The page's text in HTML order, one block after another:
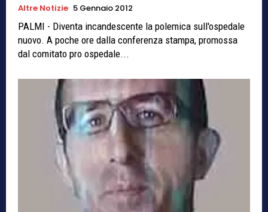
Altre Notizie 5 Gennaio 2012
PALMI - Diventa incandescente la polemica sull'ospedale
nuovo. A poche ore dalla conferenza stampa, promossa
dal comitato pro ospedale...